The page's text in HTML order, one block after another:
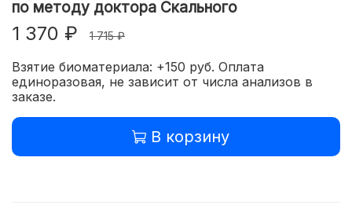
по методу доктора Скального
1 370 ₽ 1 715 ₽
Взятие биоматериала: +150 руб. Оплата
единоразовая, не зависит от числа анализов в
заказе.
В корзину